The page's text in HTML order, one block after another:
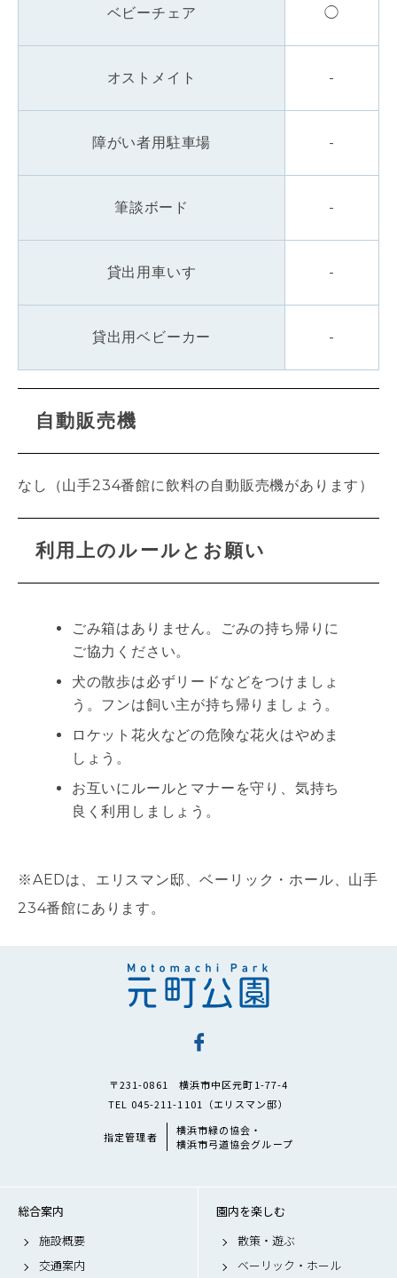
ベビーチェア ◯
オストメイト -
障がい者用駐車場 -
筆談ボード -
貸出用車いす -
貸出用ベビーカー -
自動販売機
なし（山手234番館に飲料の自動販売機があります）
利用上のルールとお願い
ごみ箱はありません。ごみの持ち帰りに
ご協力ください。
犬の散歩は必ずリードなどをつけましょ
う。フンは飼い主が持ち帰りましょう。
ロケット花火などの危険な花火はやめま
しょう。
お互いにルールとマナーを守り、気持ち
良く利用しましょう。
※AEDは、エリスマン邸、ベーリック・ホール、山手
234番館にあります。
〒231-0861 横浜市中区元町1-77-4
TEL 045-211-1101（エリスマン邸）
指定管理者
横浜市緑の協会・
横浜市弓道協会グループ
総合案内
施設概要
交通案内
園内を楽しむ
散策・遊ぶ
ベーリック・ホール